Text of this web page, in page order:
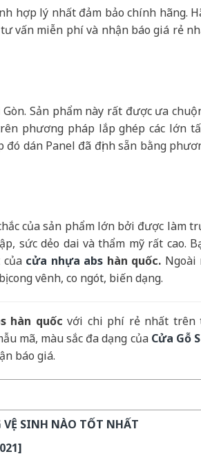
hợp lý nhất đảm bảo chính hãng.
vấn miễn phí và nhận báo giá rẻ
Sản phẩm này rất được ưa
phương pháp lắp ghép các lớn
dán Panel đã định sẵn bằng
của sản phẩm lớn bởi được làm
sức dẻo dai và thẩm mỹ rất cao.
cửa nhựa abs hàn quốc. Ngoài
cong vênh, co ngót, biến dạng.
hàn quốcvới chi phí rẻ nhất trên
mã, màu sắc đa dạng của Cửa Gỗ
báo giá.
SINH NÀO TỐT NHẤT